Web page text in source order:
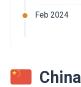
Feb 2024